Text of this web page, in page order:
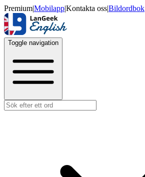
Premium|Mobilapp|Kontakta oss|Bildordbok
Toggle navigation